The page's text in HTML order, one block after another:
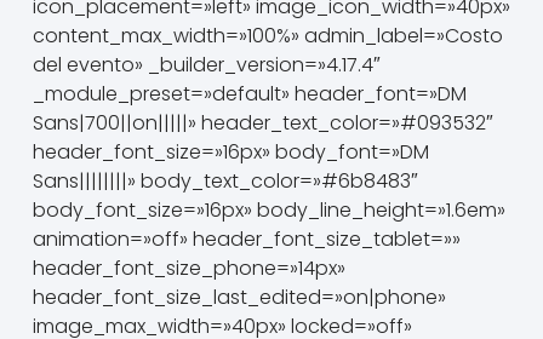
icon_placement=»left» image_icon_width=»40px»
content_max_width=»100%» admin_label=»Costo
del evento» _builder_version=»4.17.4″
_module_preset=»default» header_font=»DM
Sans|700||on|||||» header_text_color=»#093532″
header_font_size=»16px» body_font=»DM
Sans||||||||» body_text_color=»#6b8483″
body_font_size=»16px» body_line_height=»1.6em»
animation=»off» header_font_size_tablet=»»
header_font_size_phone=»14px»
header_font_size_last_edited=»on|phone»
image_max_width=»40px» locked=»off»